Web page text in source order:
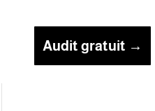
Audit gratuit →